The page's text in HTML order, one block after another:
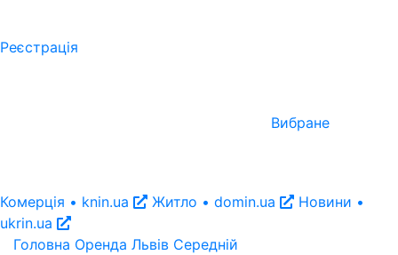
Реєстрація
Вибране
Комерція • knin.ua Житло • domin.ua
Новини •
ukrin.ua
Головна Оренда Львів Середній